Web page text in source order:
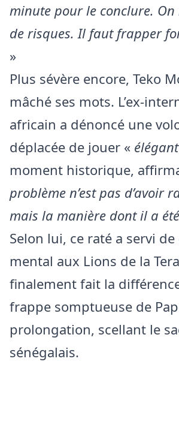
minute pour le conclure.
de risques. Il faut frapper
»
Plus sévère encore, Teko
mâché ses mots. L’ex-
africain a dénoncé une
déplacée de jouer «
moment historique,
problème n’est pas d’avoir
mais la manière dont il a
Selon lui, ce raté a servi de
mental aux Lions de la
finalement fait la
frappe somptueuse de
prolongation, scellant le
sénégalais.